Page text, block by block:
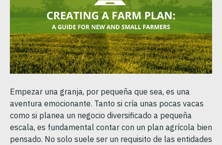
Empezar una granja, por pequeña que sea, es una
aventura emocionante. Tanto si cría unas pocas vacas
como si planea un negocio diversificado a pequeña
escala, es fundamental contar con un plan agrícola bien
pensado. No solo suele ser un requisito de las entidades